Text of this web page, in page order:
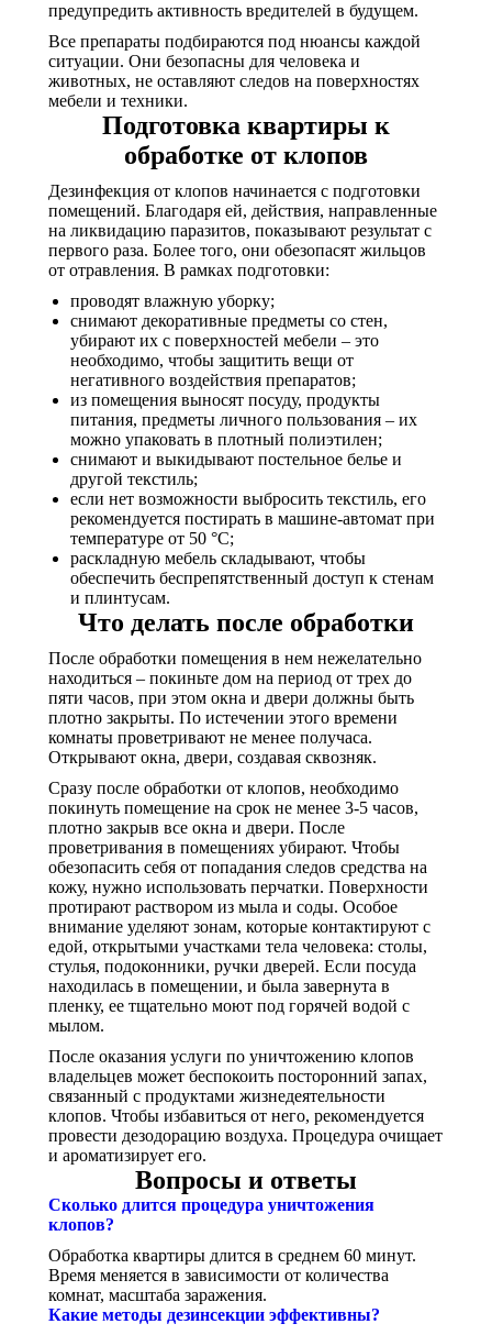
предупредить активность вредителей в будущем.
Все препараты подбираются под нюансы каждой
ситуации. Они безопасны для человека и
животных, не оставляют следов на поверхностях
мебели и техники.
Подготовка квартиры к
обработке от клопов
Дезинфекция от клопов начинается с подготовки
помещений. Благодаря ей, действия, направленные
на ликвидацию паразитов, показывают результат с
первого раза. Более того, они обезопасят жильцов
от отравления. В рамках подготовки:
проводят влажную уборку;
снимают декоративные предметы со стен,
убирают их с поверхностей мебели – это
необходимо, чтобы защитить вещи от
негативного воздействия препаратов;
из помещения выносят посуду, продукты
питания, предметы личного пользования – их
можно упаковать в плотный полиэтилен;
снимают и выкидывают постельное белье и
другой текстиль;
если нет возможности выбросить текстиль, его
рекомендуется постирать в машине-автомат при
температуре от 50 °C;
раскладную мебель складывают, чтобы
обеспечить беспрепятственный доступ к стенам
и плинтусам.
Что делать после обработки
После обработки помещения в нем нежелательно
находиться – покиньте дом на период от трех до
пяти часов, при этом окна и двери должны быть
плотно закрыты. По истечении этого времени
комнаты проветривают не менее получаса.
Открывают окна, двери, создавая сквозняк.
Сразу после обработки от клопов, необходимо
покинуть помещение на срок не менее 3-5 часов,
плотно закрыв все окна и двери. После
проветривания в помещениях убирают. Чтобы
обезопасить себя от попадания следов средства на
кожу, нужно использовать перчатки. Поверхности
протирают раствором из мыла и соды. Особое
внимание уделяют зонам, которые контактируют с
едой, открытыми участками тела человека: столы,
стулья, подоконники, ручки дверей. Если посуда
находилась в помещении, и была завернута в
пленку, ее тщательно моют под горячей водой с
мылом.
После оказания услуги по уничтожению клопов
владельцев может беспокоить посторонний запах,
связанный с продуктами жизнедеятельности
клопов. Чтобы избавиться от него, рекомендуется
провести дезодорацию воздуха. Процедура очищает
и ароматизирует его.
Вопросы и ответы
Сколько длится процедура уничтожения
клопов?
Обработка квартиры длится в среднем 60 минут.
Время меняется в зависимости от количества
комнат, масштаба заражения.
Какие методы дезинсекции эффективны?